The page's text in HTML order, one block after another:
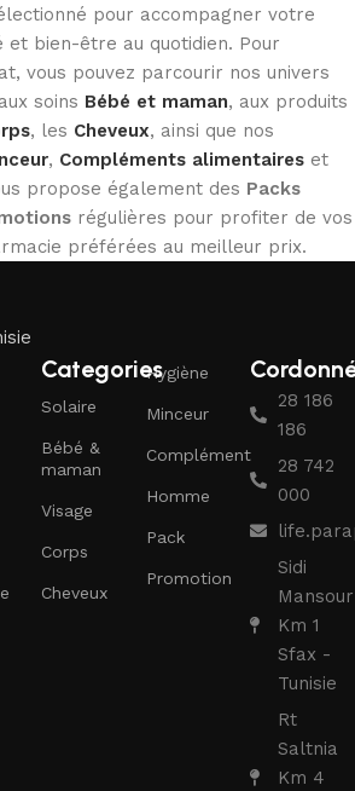
pour accompagner votre
et bien-être au quotidien. Pour
vous pouvez parcourir nos univers
soins Bébé et maman, aux produits
, les Cheveux, ainsi que nos
, Compléments alimentaires et
propose également des Packs
régulières pour profiter de vos
préférées au meilleur prix.
Categories
Solaire
Bébé &
maman
Visage
Corps
Cheveux
Hygiène
Minceur
Complément
Homme
Pack
Promotion
28 186
186
28 742
000
Sidi
Mansour
Km 1
Sfax -
Tunisie
Rt
Saltnia
Km 4